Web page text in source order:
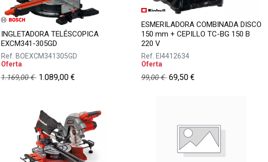
INGLETADORA TELÉSCOPICA
EXCM341-305GD
Ref. BOEXCM341305GD
Oferta
1.169,00€ 1.089,00€
ESMERILADORA COMBINADA DISCO
150 mm + CEPILLO TC-BG 150 B
220 V
Ref. EI4412634
Oferta
99,00€ 69,50€